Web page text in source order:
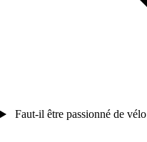
Faut-il être passionné de